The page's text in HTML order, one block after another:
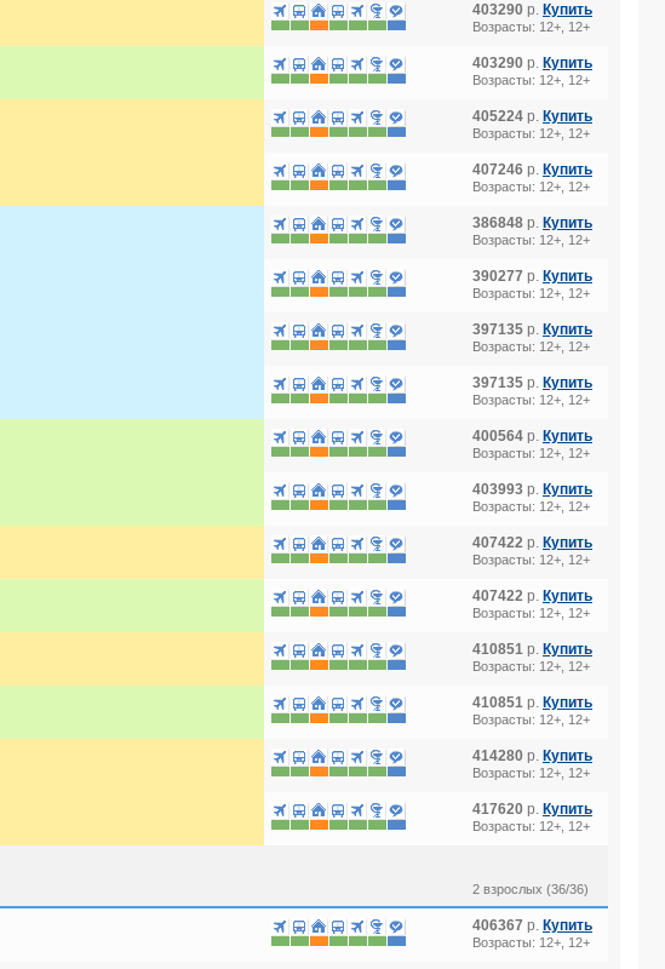
403290 р. Купить
Возрасты: 12+, 12+
403290 р. Купить
Возрасты: 12+, 12+
405224 р. Купить
Возрасты: 12+, 12+
407246 р. Купить
Возрасты: 12+, 12+
386848 р. Купить
Возрасты: 12+, 12+
390277 р. Купить
Возрасты: 12+, 12+
397135 р. Купить
Возрасты: 12+, 12+
397135 р. Купить
Возрасты: 12+, 12+
400564 р. Купить
Возрасты: 12+, 12+
403993 р. Купить
Возрасты: 12+, 12+
407422 р. Купить
Возрасты: 12+, 12+
407422 р. Купить
Возрасты: 12+, 12+
410851 р. Купить
Возрасты: 12+, 12+
410851 р. Купить
Возрасты: 12+, 12+
414280 р. Купить
Возрасты: 12+, 12+
417620 р. Купить
Возрасты: 12+, 12+
2 взрослых (36/36)
406367 р. Купить
Возрасты: 12+, 12+